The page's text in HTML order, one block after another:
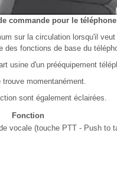
commande pour le téléphone
sur la circulation lorsqu'il
fonctions de base du
usine d'un prééquipement
momentanément.
sont également éclairées.
Fonction
vocale (touche PTT - Push to